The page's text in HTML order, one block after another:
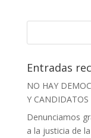
Entradas
NO HAY
Y
Denunciamos
a la justicia de